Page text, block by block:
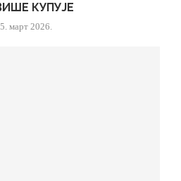
КУПУЈЕ
март 2026.